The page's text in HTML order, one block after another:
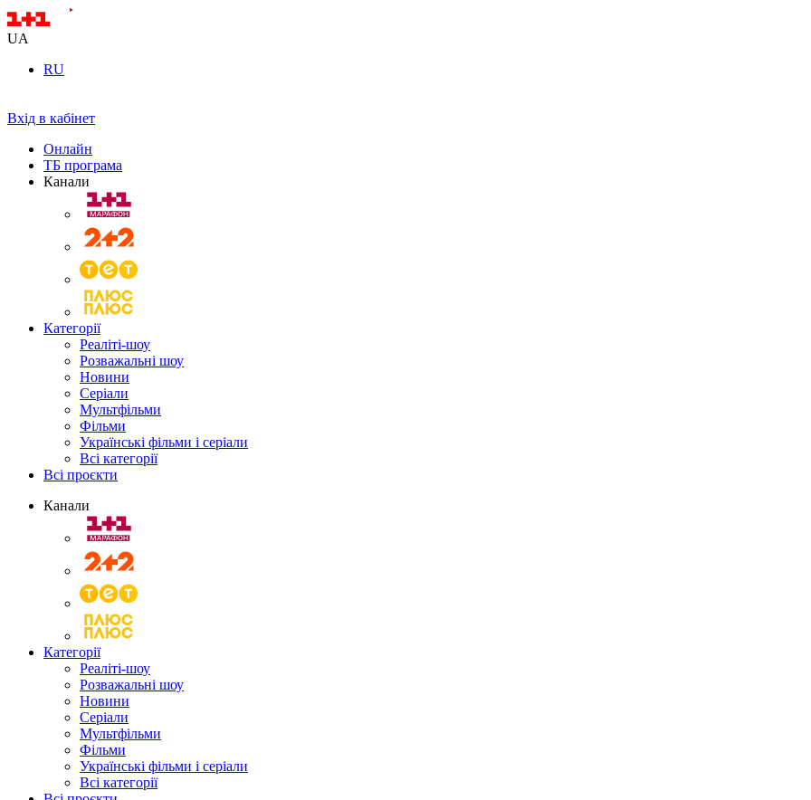
UA
RU
Вхід в кабінет
Онлайн
ТБ програма
Канали
Категорії
Реаліті-шоу
Розважальні шоу
Новини
Серіали
Мультфільми
Фільми
Українські фільми і серіали
Всі категорії
Всі проєкти
Канали
Категорії
Реаліті-шоу
Розважальні шоу
Новини
Серіали
Мультфільми
Фільми
Українські фільми і серіали
Всі категорії